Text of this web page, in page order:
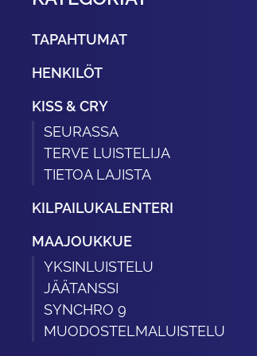
TAPAHTUMAT
HENKILÖT
KISS & CRY
SEURASSA
TERVE LUISTELIJA
TIETOA LAJISTA
KILPAILUKALENTERI
MAAJOUKKUE
YKSINLUISTELU
JÄÄTANSSI
SYNCHRO 9
MUODOSTELMALUISTELU